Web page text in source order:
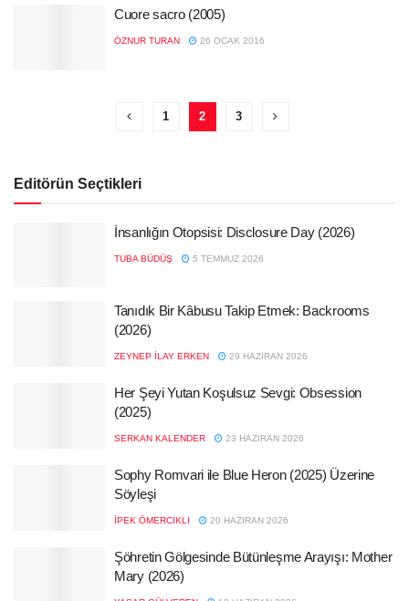
Cuore sacro (2005)
ÖZNUR TURAN 26 OCAK 2016
1 2 3
Editörün Seçtikleri
İnsanlığın Otopsisi: Disclosure Day (2026)
TUBA BÜDÜŞ 5 TEMMUZ 2026
Tanıdık Bir Kâbusu Takip Etmek: Backrooms
(2026)
ZEYNEP İLAY ERKEN 29 HAZIRAN 2026
Her Şeyi Yutan Koşulsuz Sevgi: Obsession
(2025)
SERKAN KALENDER 23 HAZIRAN 2026
Sophy Romvari ile Blue Heron (2025) Üzerine
Söyleşi
İPEK ÖMERCIKLI 20 HAZIRAN 2026
Şöhretin Gölgesinde Bütünleşme Arayışı: Mother
Mary (2026)